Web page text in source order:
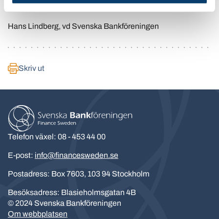
Varmt välkommen!
Hans Lindberg, vd Svenska Bankföreningen
Skriv ut
Telefon växel: 08 - 453 44 00
E-post: info@financesweden.se
Postadress: Box 7603, 103 94 Stockholm
Besöksadress: Blasieholmsgatan 4B
© 2024 Svenska Bankföreningen
Om webbplatsen